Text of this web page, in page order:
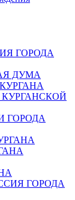
ГОРОДА
ДУМА
ГОРОДА
ГОРОДА